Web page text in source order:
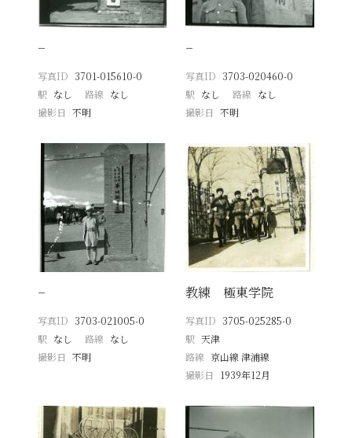
−
写真ID 3701-015610-0
駅 なし 路線 なし
撮影日
不明
−
写真ID 3703-020460-0
駅 なし 路線 なし
撮影日 不明
−
写真ID 3703-021005-0
駅 なし 路線 なし
撮影日
不明
教練 極東学院
写真ID 3705-025285-0
駅 天津
路線 京山線 津浦線
撮影日
1939年12月